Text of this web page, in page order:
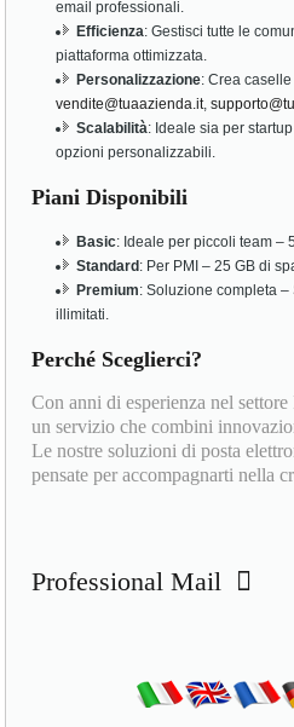
email professionali.
Efficienza: Gestisci tutte le
piattaforma ottimizzata.
Personalizzazione: Crea
vendite@tuaazienda.it,
Scalabilità: Ideale sia per
opzioni personalizzabili.
Piani Disponibili
Basic: Ideale per piccoli team –
Standard : Per PMI – 25 GB di
Premium: Soluzione completa
illimitati.
Perché Sceglierci?
Con anni di esperienza nel
un servizio che combini
Le nostre soluzioni di posta
pensate per accompagnarti nella
Professional Mail